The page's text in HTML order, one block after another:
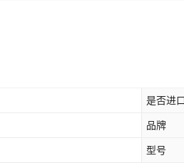
是否进
品牌
型号